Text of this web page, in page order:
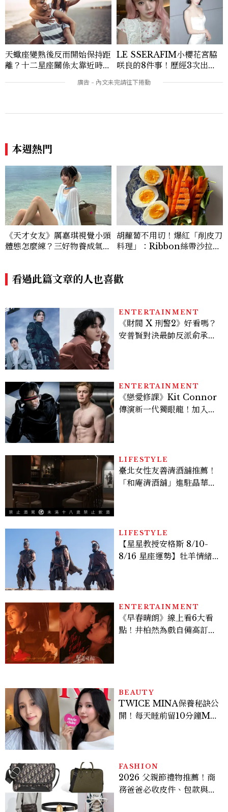
天蠍座變熟後反而開始保持距
離？十二星座關係太靠近時最
LE SSERAFIM小櫻花宮脇
咲良的8件事！歷經3次出
王、靠「這招」養成17吋螞蟻
本週熱門
《天才女友》厲嘉琪視覺小頭
體態怎麼練？三好物養成氣血
胡蘿蔔不用切！爆紅「削皮刀
料理」：Ribbon絲帶沙拉、
看過此篇文章的人也喜歡
ENTERTAINMENT
《財閥 X 刑警2》好看嗎？
安普賢對決最帥反派俞承
多大？
ENTERTAINMENT
《戀愛修課》Kit Connor
傳演新一代獨眼龍！加入新
LIFESTYLE
臺北女性友善清酒舖推薦！
「和庵清酒舖」進駐晶華酒
LIFESTYLE
【星星教授安格斯 8/10-
8/16 星座運勢】牡羊情緒
ENTERTAINMENT
《早春晴朗》線上看6大看
點！井柏然為戲自備高訂，
BEAUTY
TWICE MINA保養秘訣公
開！每天睡前留10分鐘ME
FASHION
2026 父親節禮物推薦！商
務爸爸必收皮件、包款與鞋